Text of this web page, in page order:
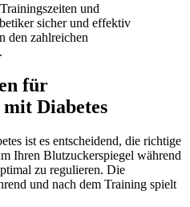
und
sicher und effektiv
den zahlreichen
für
Diabetes
ist es entscheidend, die richtige
Ihren Blutzuckerspiegel während
zu regulieren. Die
und nach dem Training spielt